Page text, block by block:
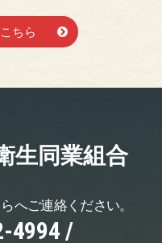
ちら
生同業組合
へご連絡ください。
4994 /